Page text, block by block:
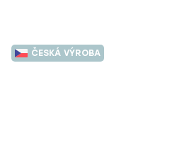
ČESKÁ VÝROBA